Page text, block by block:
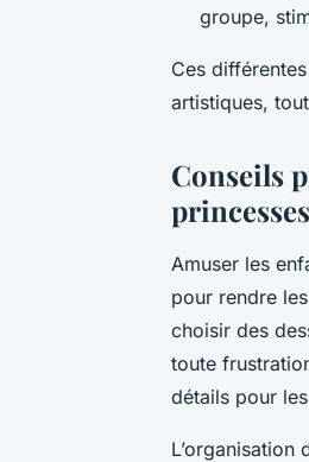
groupe,
Ces
artistiques,
Conseils
Amuser les
pour rendre
choisir des
toute
détails pour